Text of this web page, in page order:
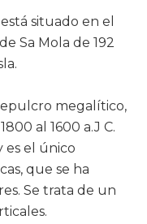
situado en el
Sa Mola de 192
megalítico,
al 1600 a.J C.
es el único
que se ha
Se trata de un